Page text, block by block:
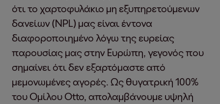
ότι το χαρτοφυλάκιο μη εξυπηρετούμενων
δανείων (NPL) μας είναι έντονα
διαφοροποιημένο λόγω της ευρείας
παρουσίας μας στην Ευρώπη, γεγονός που
σημαίνει ότι δεν εξαρτόμαστε από
μεμονωμένες αγορές. Ως θυγατρική 100%
του Ομίλου Otto, απολαμβάνουμε υψηλή